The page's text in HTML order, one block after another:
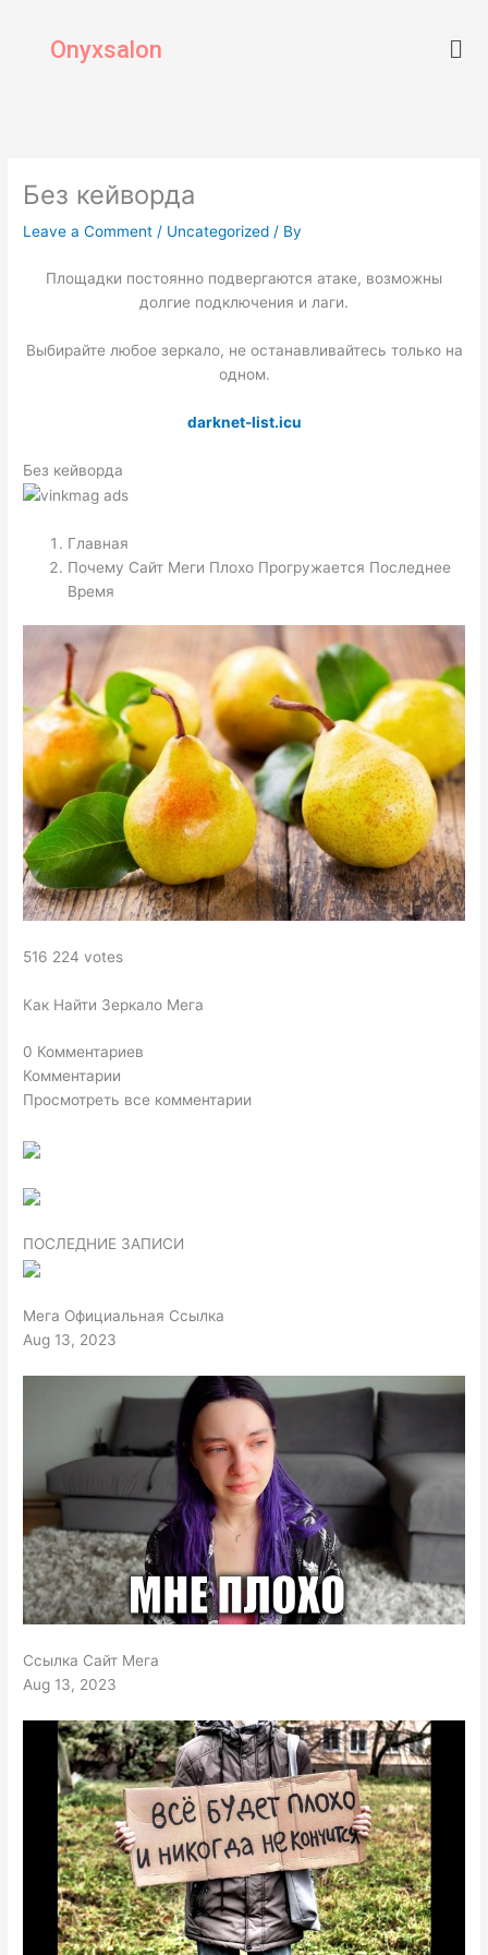
contentOnyxsalon
Без кейворда
Leave a Comment / Uncategorized / By
Площадки постоянно подвергаются атаке, возможны
долгие подключения и лаги.
Выбирайте любое зеркало, не останавливайтесь только на
одном.
darknet-list.icu
Без кейворда
Главная
Почему Сайт Меги Плохо Прогружается Последнее
Время
516 224 votes
Как Найти Зеркало Мега
0 Комментариев
Комментарии
Просмотреть все комментарии
ПОСЛЕДНИЕ ЗАПИСИ
Мега Официальная Ссылка
Aug 13, 2023
Ссылка Сайт Мега
Aug 13, 2023